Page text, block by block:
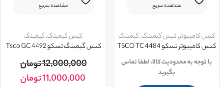
مشاهده سریع
کیس کامپیوتر,کیس گیمینگ,گیمینگ
کیس کامپیوتر تسکو TSCO TC 4484
با توجه به محدودیت کالا، لطفا تماس
بگیرید
مشاهده سریع
کیس گیمینگ,گیمینگ
کیس گیمینگ تسکو Tsco GC 4492
12,000,000تومان
11,000,000تومان